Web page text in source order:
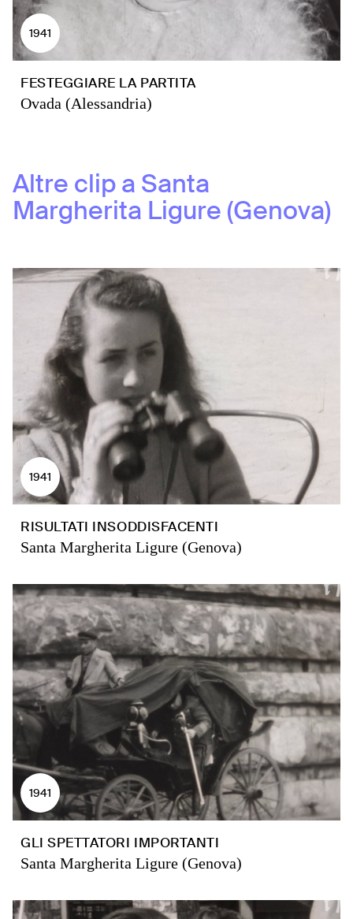
1941
FESTEGGIARE LA PARTITA
Ovada (Alessandria)
Altre clip a Santa
Margherita Ligure (Genova)
1941
RISULTATI INSODDISFACENTI
Santa Margherita Ligure (Genova)
1941
GLI SPETTATORI IMPORTANTI
Santa Margherita Ligure (Genova)